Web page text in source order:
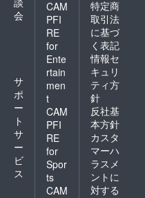
会
サ
ポ
ー
ト
サ
ー
ビ
ス
CAM
PFI
RE
for
Ente
rtain
men
t
CAM
PFI
RE
for
Spor
ts
CAM
特定商
取引法
に基づ
く表記
情報セ
キュリ
ティ方
針
反社基
本方針
カスタ
マーハ
ラスメ
ントに
対する